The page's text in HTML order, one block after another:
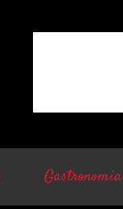
Gastronomia